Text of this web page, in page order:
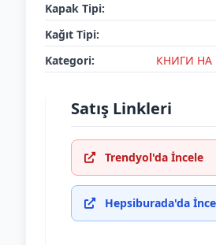
Kapak Tipi:
Kağıt Tipi:
Kategori:
КНИГИ НА
Satış Linkleri
Trendyol'da İncele
Hepsiburada'da